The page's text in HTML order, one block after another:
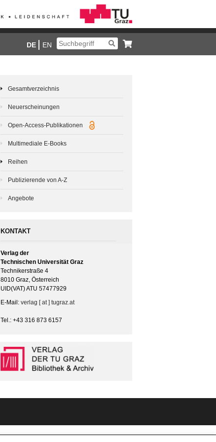
DE EN
Gesamtverzeichnis
Neuerscheinungen
Open-Access-Publikationen
Multimediale E-Books
Reihen
Publizierende von A-Z
Angebote
KONTAKT
Verlag der
Technischen Universität Graz
Technikerstraße 4
8010 Graz, Österreich
UID(VAT) ATU 57477929
E-Mail: verlag [ at ] tugraz.at
Tel.: +43 316 873 6157